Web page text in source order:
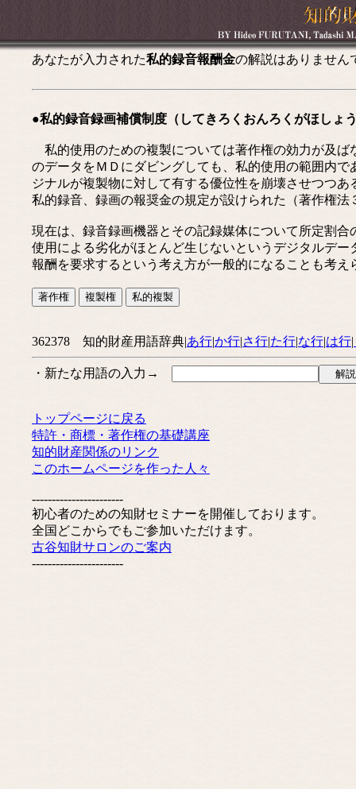
あなたが入力された私的録音報酬金の解説はありません
●私的録音録画補償制度（してきろくおんろくがほしょ
私的使用のための複製については著作権の効力が及ば
のデータをＭＤにダビングしても、私的使用の範囲内
ジナルが複製物に対して有する優位性を崩壊させつつ
私的録音、録画の報奨金の規定が設けられた（著作権
現在は、録音録画機器とその記録媒体について所定割
使用による劣化がほとんど生じないというデジタルデ
報酬を要求するという考え方が一般的になることも考え
362378 知的財産用語辞典|あ行|か行|さ行|た行|な行|は行|
・新たな用語の入力→
トップページに戻る
特許・商標・著作権の基礎講座
知的財産関係のリンク
このホームページを作った人々
-----------------------
初心者のための知財セミナーを開催しております。
全国どこからでもご参加いただけます。
古谷知財サロンのご案内
-----------------------